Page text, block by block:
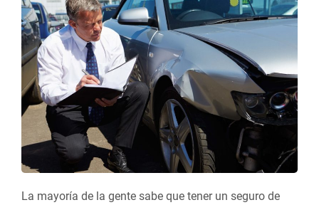
La mayoría de la gente sabe que tener un seguro de